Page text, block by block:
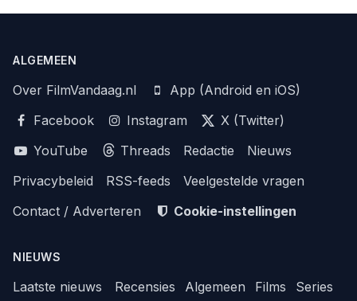
ALGEMEEN
Over FilmVandaag.nl
App (Android en iOS)
Facebook
Instagram
X (Twitter)
YouTube
Threads Redactie
Nieuws
Privacybeleid
RSS-feeds
Veelgestelde vragen
Contact / Adverteren
Cookie-instellingen
NIEUWS
Laatste nieuws Recensies Algemeen Films
Series